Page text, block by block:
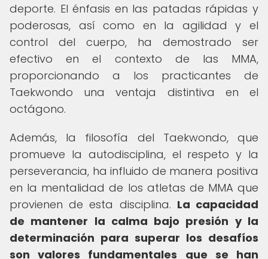
deporte. El énfasis en las patadas rápidas y
poderosas, así como en la agilidad y el
control del cuerpo, ha demostrado ser
efectivo en el contexto de las MMA,
proporcionando a los practicantes de
Taekwondo una ventaja distintiva en el
octágono.
Además, la filosofía del Taekwondo, que
promueve la autodisciplina, el respeto y la
perseverancia, ha influido de manera positiva
en la mentalidad de los atletas de MMA que
provienen de esta disciplina. La capacidad
de mantener la calma bajo presión y la
determinación para superar los desafíos
son valores fundamentales que se han